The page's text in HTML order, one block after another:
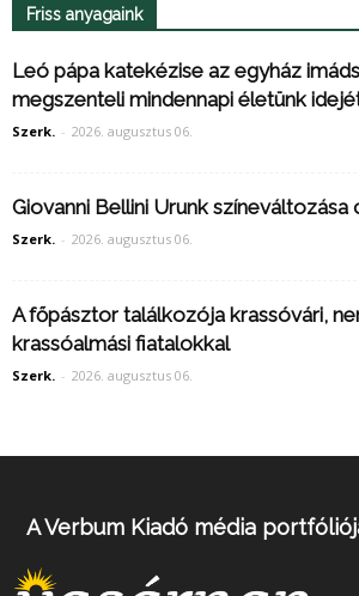
Friss anyagaink
Leó pápa katekézise az egyház
megszenteli mindennapi életünk
Szerk. - 2026. augusztus 06.
Giovanni Bellini Urunk
Szerk. - 2026. augusztus 06.
A főpásztor találkozója krassóvári,
krassóalmási fiatalokkal
Szerk. - 2026. augusztus 06.
A Verbum Kiadó média